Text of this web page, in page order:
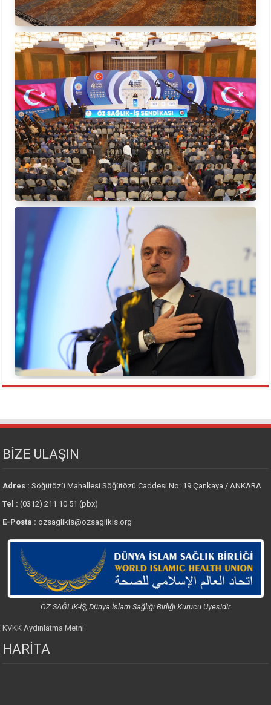
BİZE ULAŞIN
Adres :Söğütözü Mahallesi Söğütözü Caddesi No: 19 Çankaya / ANKARA
Tel : (0312) 211 10 51 (pbx)
E-Posta : ozsaglikis@ozsaglikis.org
ÖZ SAĞLIK-İŞ, Dünya İslam Sağlığı Birliği Kurucu Üyesidir
KVKK Aydınlatma Metni
HARİTA